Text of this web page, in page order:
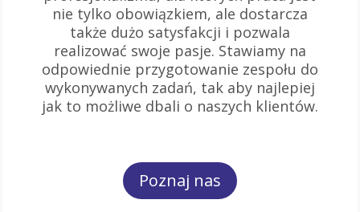
nie tylko obowiązkiem, ale dostarcza
także dużo satysfakcji i pozwala
realizować swoje pasje. Stawiamy na
odpowiednie przygotowanie zespołu do
wykonywanych zadań, tak aby najlepiej
jak to możliwe dbali o naszych klientów.
Poznaj nas